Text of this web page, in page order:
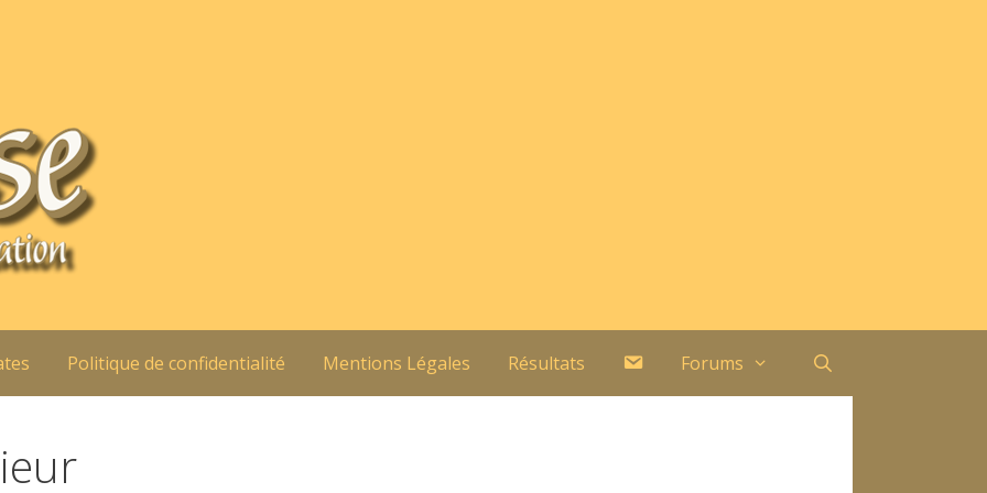
Politique de confidentialité Mentions Légales Résultats ContactForums